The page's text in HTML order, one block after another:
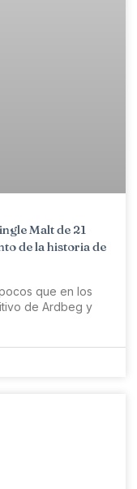
Malt de 21
de la historia de
que en los
de Ardbeg y